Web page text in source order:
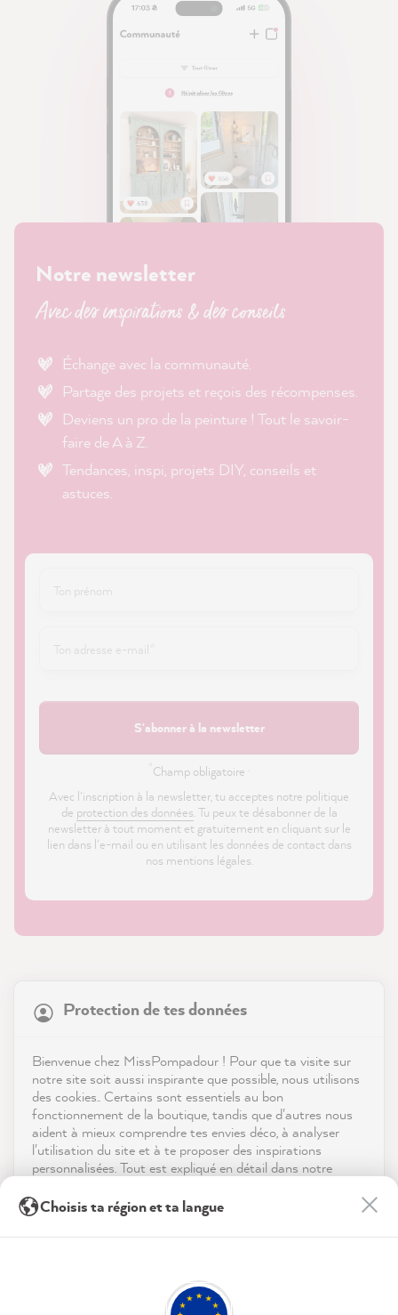
Notre newsletter
Avec des inspirations & des conseils
Échange avec la communauté.
Partage des projets et reçois des récompenses.
Deviens un pro de la peinture ! Tout le savoir-
faire de A à Z.
Tendances, inspi, projets DIY, conseils et
astuces.
S'abonner à la newsletter
Champ obligatoire ·
Avec l'inscription à la newsletter, tu acceptes notre politique
de protection des données. Tu peux te désabonner de la
newsletter à tout moment et gratuitement en cliquant sur le
lien dans l'e-mail ou en utilisant les données de contact dans
nos mentions légales.
Boutique
Service
Contact
Télécharger l'appli
Les médias sociaux
Protection de tes données
Bienvenue chez MissPompadour ! Pour que ta visite sur
notre site soit aussi inspirante que possible, nous utilisons
des cookies.. Certains sont essentiels au bon
fonctionnement de la boutique, tandis que d'autres nous
aident à mieux comprendre tes envies déco, à analyser
l'utilisation du site et à te proposer des inspirations
personnalisées. Tout est expliqué en détail dans notre
En cliquant sur « Tout accepter », tu nous autorises à
peaufiner ton expérience avec nous. Pas d'inquiétude, tu
reviews-io
Client vérifié
Excellent produit, facile à appliquer et facile
Partager
Choisis ta région et ta langue